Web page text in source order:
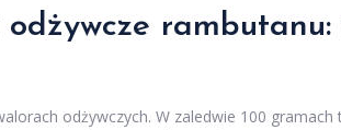
odżywczych. W zaledwie 100